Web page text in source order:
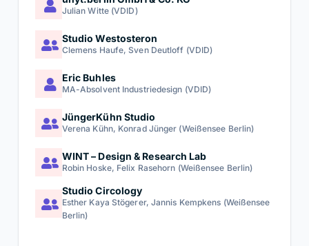
Mehr Informationen zum Design-Café
Julian Witte (VDID)
Studio Westosteron
Clemens Haufe, Sven Deutloff (VDID)
Eric Buhles
MA-Absolvent Industriedesign (VDID)
JüngerKühn Studio
Verena Kühn, Konrad Jünger (Weißensee Berlin)
WINT – Design & Research Lab
Robin Hoske, Felix Rasehorn (Weißensee Berlin)
Studio Circology
Esther Kaya Stögerer, Jannis Kempkens (Weißensee
Berlin)